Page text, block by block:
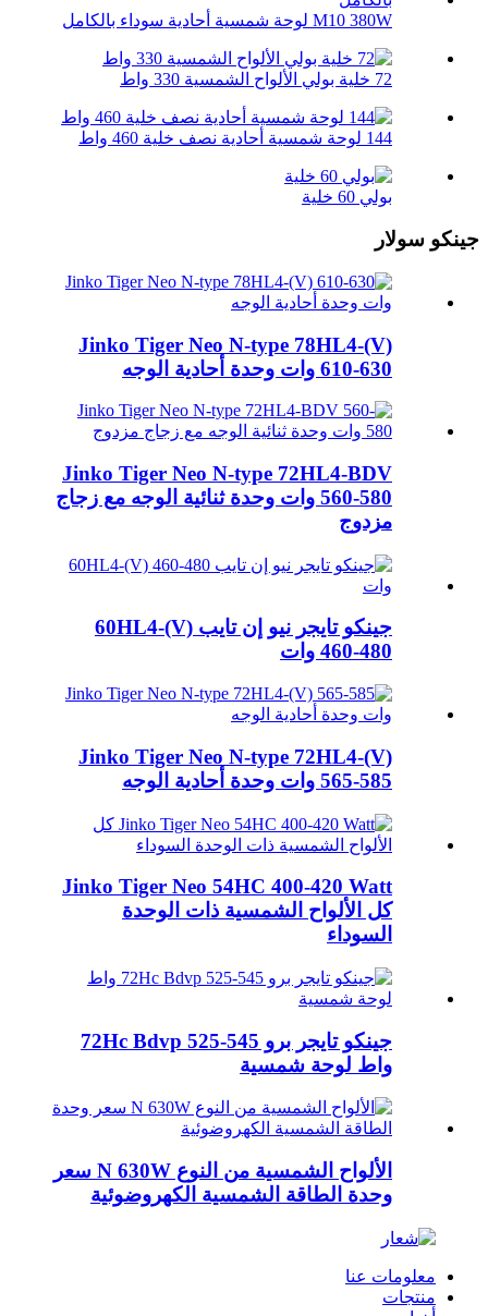
M10 380W لوحة شمسية أحادية سوداء بالكامل
72 خلية بولي الألواح الشمسية 330 واط
144 لوحة شمسية أحادية نصف خلية 460 واط
بولي 60 خلية
جينكو سولار
Jinko Tiger Neo N-type 78HL4-(V)
610-630 وات وحدة أحادية الوجه
Jinko Tiger Neo N-type 72HL4-BDV
560-580 وات وحدة ثنائية الوجه مع زجاج
مزدوج
جينكو تايجر نيو إن تايب 60HL4-(V)
460-480 وات
Jinko Tiger Neo N-type 72HL4-(V)
565-585 وات وحدة أحادية الوجه
Jinko Tiger Neo 54HC 400-420 Watt
كل الألواح الشمسية ذات الوحدة
السوداء
جينكو تايجر برو 72Hc Bdvp 525-545
واط لوحة شمسية
الألواح الشمسية من النوع N 630W سعر
وحدة الطاقة الشمسية الكهروضوئية
معلومات عنا
منتجات